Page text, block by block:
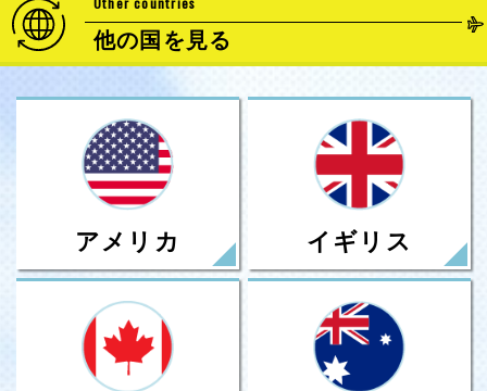
他の国を見る
アメリカ イギリス